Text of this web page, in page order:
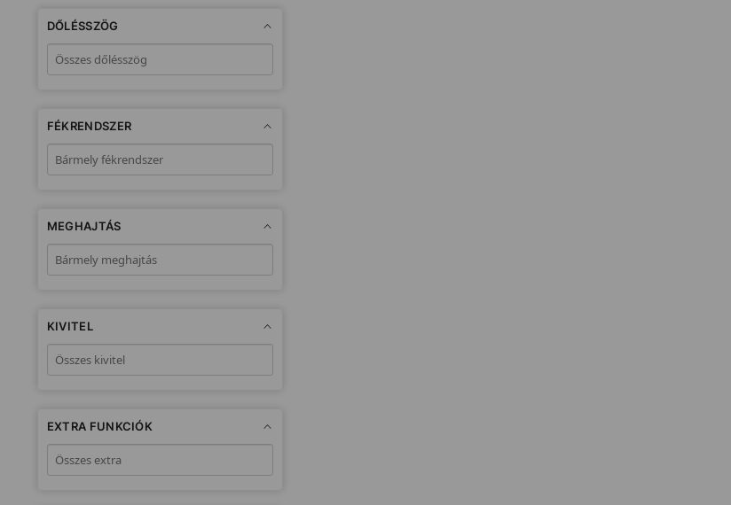
DŐLÉSSZÖG
FÉKRENDSZER
MEGHAJTÁS
KIVITEL
EXTRA FUNKCIÓK